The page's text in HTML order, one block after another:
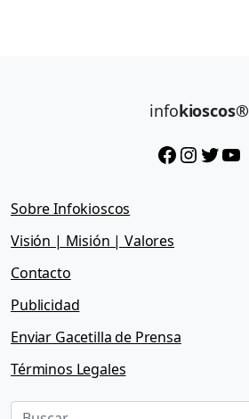
infokioscos®
Facebook InstagramTwitter YouTube
Sobre Infokioscos
Visión | Misión | Valores
Contacto
Publicidad
Enviar Gacetilla de Prensa
Términos Legales